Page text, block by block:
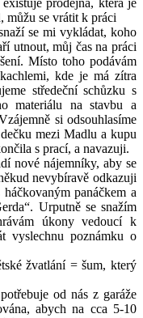
prodejna, která je
můžu se vrátit k práci
se mi vykládat, koho
utnout, můj čas na práci
Místo toho podávám
kde je má zítra
středeční schůzku s
materiálu na stavbu a
si odsouhlasíme
mezi Madlu a kupu
s prací, a navazuji.
nové nájemníky, aby se
nevybíravě odkazuji
panáčkem a
Urputně se snažím
úkony vedoucí k
vyslechnu poznámku o
žvatlání = šum, který
od nás z garáže
abych na cca 5-10